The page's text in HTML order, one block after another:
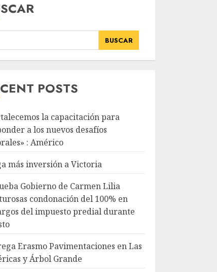
BUSCAR
POSTS
la capacitación para
a los nuevos desafíos
: Américo
más inversión a Victoria
Gobierno de Carmen Lilia
condonación del 100% en
del impuesto predial durante
Erasmo Pavimentaciones en Las
y Árbol Grande